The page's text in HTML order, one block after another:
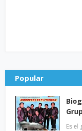
Popular
Es